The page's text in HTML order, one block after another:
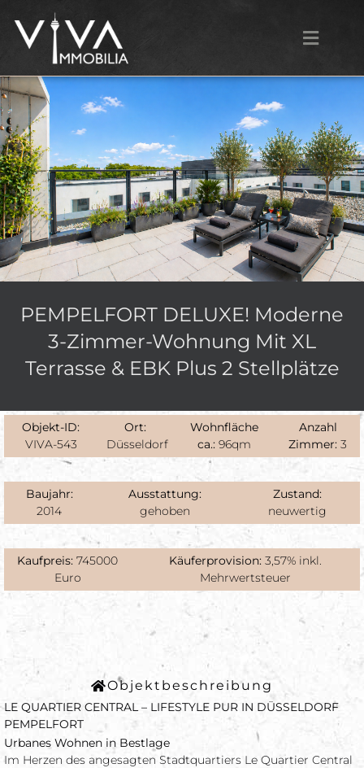
PEMPELFORT DELUXE! Moderne
3-Zimmer-Wohnung Mit XL
Terrasse & EBK Plus 2 Stellplätze
Objekt-ID:
VIVA-543
Ort:
Düsseldorf
Wohnfläche
ca.: 96qm
Anzahl
Zimmer:3
Baujahr:
2014
Ausstattung:
gehoben
Zustand:
neuwertig
Kaufpreis:745000
Euro
Käuferprovision:3,57% inkl.
Mehrwertsteuer
Objektbeschreibung
LE QUARTIER CENTRAL – LIFESTYLE PUR IN DÜSSELDORF
PEMPELFORT
Urbanes Wohnen in Bestlage
Im Herzen des angesagten Stadtquartiers Le Quartier Central